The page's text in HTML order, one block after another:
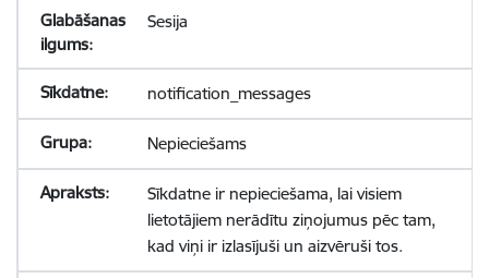
Sesija
notification_messages
Nepieciešams
Sīkdatne ir nepieciešama, lai visiem
lietotājiem nerādītu ziņojumus pēc tam,
kad viņi ir izlasījuši un aizvēruši tos.